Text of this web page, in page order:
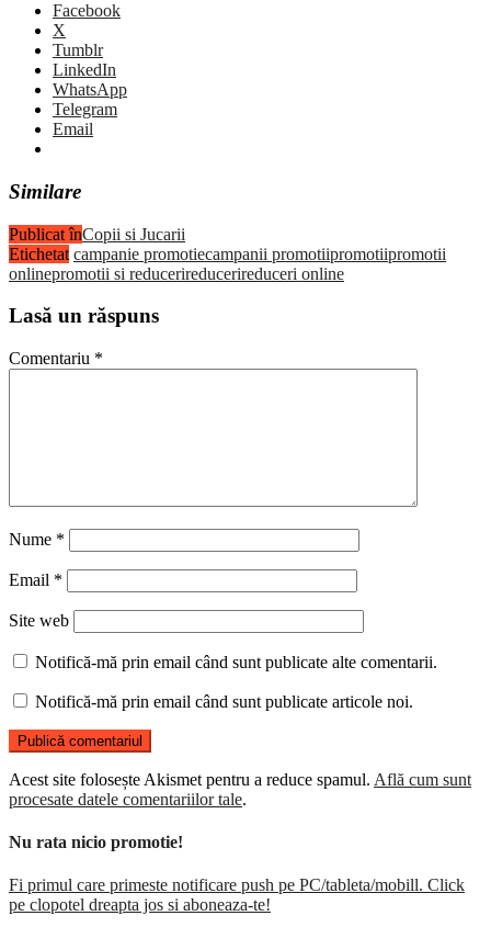
Facebook
X
Tumblr
LinkedIn
WhatsApp
Telegram
Email
Similare
Publicat înCopii si Jucarii
Etichetat campanie promotiecampanii promotiipromotiipromotii
onlinepromotii si reducerireducerireduceri online
Lasă un răspuns
Comentariu *
Nume *
Email *
Site web
Notifică-mă prin email când sunt publicate alte comentarii.
Notifică-mă prin email când sunt publicate articole noi.
Acest site folosește Akismet pentru a reduce spamul. Află cum sunt
procesate datele comentariilor tale.
Nu rata nicio promotie!
Fi primul care primeste notificare push pe PC/tableta/mobill. Click
pe clopotel dreapta jos si aboneaza-te!